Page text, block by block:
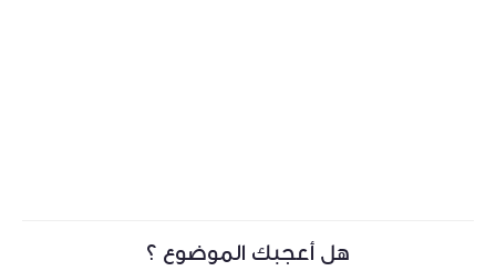
هل أعجبك الموضوع ؟